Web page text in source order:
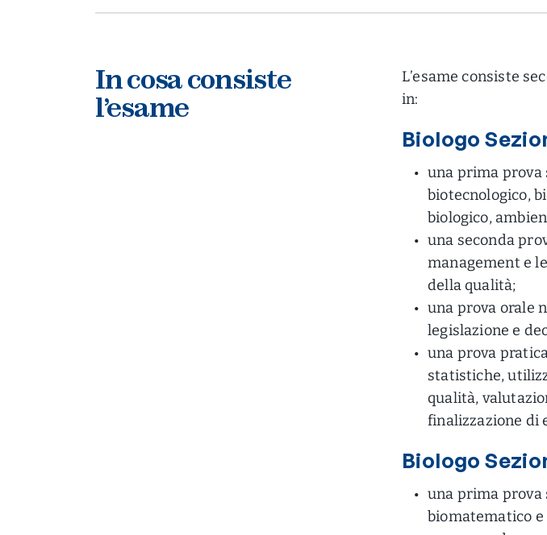
In cosa consiste
l’esame
L’esame consiste
in:
Biologo
una prima prova
biotecnologico,
biologico,
una seconda
management e
della qualità;
una prova orale
legislazione e
una prova
statistiche,
qualità,
finalizzazione di
Biologo
una prima prova
biomatematico